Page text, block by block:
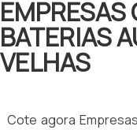
EMPRESAS
BATERIAS
VELHAS
Cote agora